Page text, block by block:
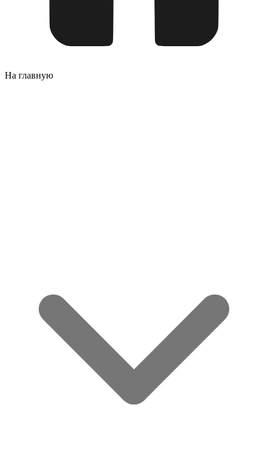
На главную